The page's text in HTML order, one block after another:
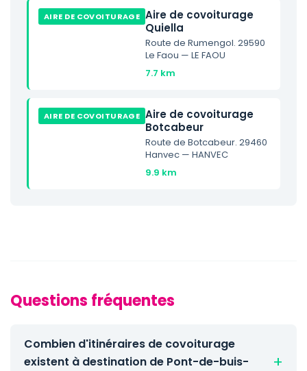
AIRE DE COVOITURAGE Aire de covoiturage
Quiella
Route de Rumengol. 29590
Le Faou — LE FAOU
7.7 km
AIRE DE COVOITURAGE Aire de covoiturage
Botcabeur
Route de Botcabeur. 29460
Hanvec — HANVEC
9.9 km
Questions fréquentes
Combien d'itinéraires de covoiturage
existent à destination de Pont-de-buis-